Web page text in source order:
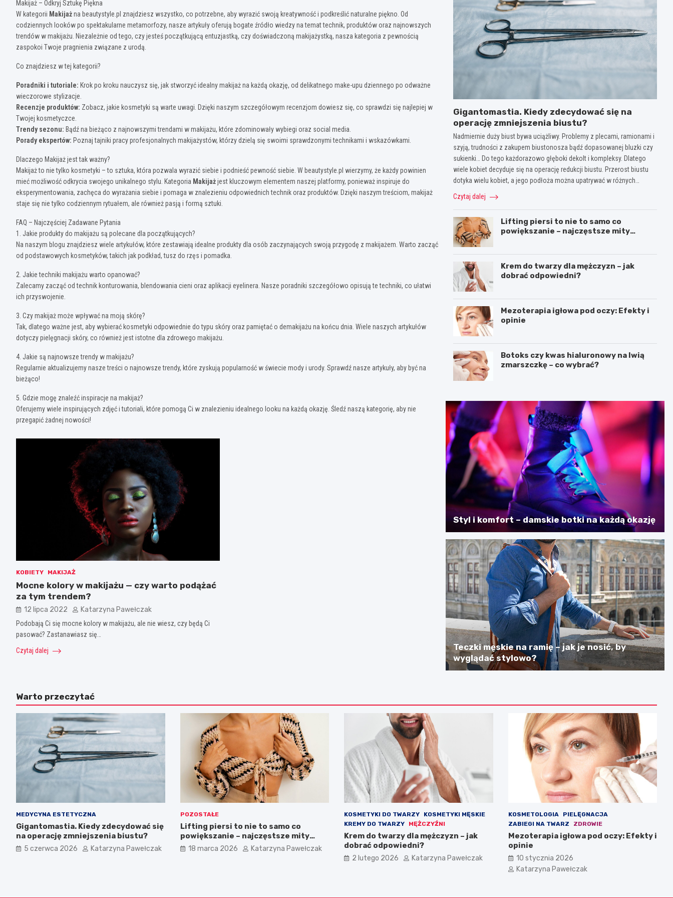
Makijaż – Odkryj Sztukę Piękna
W kategorii Makijażna beautystyle.pl znajdziesz wszystko, co potrzebne, aby wyrazić swoją kreatywność i podkreślić naturalne piękno. Od
codziennych looków po spektakularne metamorfozy, nasze artykuły oferują bogate źródło wiedzy na temat technik, produktów oraz najnowszych
trendów w makijażu. Niezależnie od tego, czy jesteś początkującą entuzjastką, czy doświadczoną makijażystką, nasza kategoria z pewnością
zaspokoi Twoje pragnienia związane z urodą.
Co znajdziesz w tej kategorii?
Poradniki i tutoriale: Krok po kroku nauczysz się, jak stworzyć idealny makijaż na każdą okazję, od delikatnego make-upu dziennego po odważne
wieczorowe stylizacje.
Recenzje produktów: Zobacz, jakie kosmetyki są warte uwagi. Dzięki naszym szczegółowym recenzjom dowiesz się, co sprawdzi się najlepiej w
Twojej kosmetyczce.
Trendy sezonu: Bądź na bieżąco z najnowszymi trendami w makijażu, które zdominowały wybiegi oraz social media.
Porady ekspertów: Poznaj tajniki pracy profesjonalnych makijażystów, którzy dzielą się swoimi sprawdzonymi technikami i wskazówkami.
Dlaczego Makijaż jest tak ważny?
Makijaż to nie tylko kosmetyki – to sztuka, która pozwala wyrazić siebie i podnieść pewność siebie. W beautystyle.pl wierzymy, że każdy powinien
mieć możliwość odkrycia swojego unikalnego stylu. Kategoria Makijażjest kluczowym elementem naszej platformy, ponieważ inspiruje do
eksperymentowania, zachęca do wyrażania siebie i pomaga w znalezieniu odpowiednich technik oraz produktów. Dzięki naszym treściom, makijaż
staje się nie tylko codziennym rytuałem, ale również pasją i formą sztuki.
FAQ – Najczęściej Zadawane Pytania
1. Jakie produkty do makijażu są polecane dla początkujących?
Na naszym blogu znajdziesz wiele artykułów, które zestawiają idealne produkty dla osób zaczynających swoją przygodę z makijażem. Warto zacząć
od podstawowych kosmetyków, takich jak podkład, tusz do rzęs i pomadka.
2. Jakie techniki makijażu warto opanować?
Zalecamy zacząć od technik konturowania, blendowania cieni oraz aplikacji eyelinera. Nasze poradniki szczegółowo opisują te techniki, co ułatwi
ich przyswojenie.
3. Czy makijaż może wpływać na moją skórę?
Tak, dlatego ważne jest, aby wybierać kosmetyki odpowiednie do typu skóry oraz pamiętać o demakijażu na końcu dnia. Wiele naszych artykułów
dotyczy pielęgnacji skóry, co również jest istotne dla zdrowego makijażu.
4. Jakie są najnowsze trendy w makijażu?
Regularnie aktualizujemy nasze treści o najnowsze trendy, które zyskują popularność w świecie mody i urody. Sprawdź nasze artykuły, aby być na
bieżąco!
5. Gdzie mogę znaleźć inspiracje na makijaż?
Oferujemy wiele inspirujących zdjęć i tutoriali, które pomogą Ci w znalezieniu idealnego looku na każdą okazję. Śledź naszą kategorię, aby nie
przegapić żadnej nowości!
KOBIETY MAKIJAŻ
Mocne kolory w makijażu — czy warto podążać
za tym trendem?
12 lipca 2022 Katarzyna Pawełczak
Podobają Ci się mocne kolory w makijażu, ale nie wiesz, czy będą Ci
pasować? Zastanawiasz się…
Czytaj dalej
Gigantomastia. Kiedy zdecydować się na
operację zmniejszenia biustu?
Nadmiernie duży biust bywa uciążliwy. Problemy z plecami, ramionami i
szyją, trudności z zakupem biustonosza bądź dopasowanej bluzki czy
sukienki… Do tego każdorazowo głęboki dekolt i kompleksy. Dlatego
wiele kobiet decyduje się na operację redukcji biustu. Przerost biustu
dotyka wielu kobiet, a jego podłoża można upatrywać w różnych…
Czytaj dalej
Lifting piersi to nie to samo co
powiększanie – najczęstsze mity
Krem do twarzy dla mężczyzn – jak
dobrać odpowiedni?
Mezoterapia igłowa pod oczy: Efekty i
opinie
Botoks czy kwas hialuronowy na lwią
zmarszczkę – co wybrać?
Styl i komfort – damskie botki na każdą okazję
Teczki męskie na ramię – jak je nosić, by
wyglądać stylowo?
Warto przeczytać
MEDYCYNA ESTETYCZNA
Gigantomastia. Kiedy zdecydować się
na operację zmniejszenia biustu?
5 czerwca 2026 Katarzyna Pawełczak
POZOSTAŁE
Lifting piersi to nie to samo co
powiększanie – najczęstsze mity
dotyczące liftingu piersi
18 marca 2026 Katarzyna Pawełczak
KOSMETYKI DO TWARZY
KOSMETYKI MĘSKIE
KREMY DO TWARZY
MĘŻCZYŹNI
Krem do twarzy dla mężczyzn – jak
dobrać odpowiedni?
2 lutego 2026 Katarzyna Pawełczak
KOSMETOLOGIA
PIELĘGNACJA
ZABIEGI NA TWARZ
ZDROWIE
Mezoterapia igłowa pod oczy: Efekty i
opinie
10 stycznia 2026
Katarzyna Pawełczak